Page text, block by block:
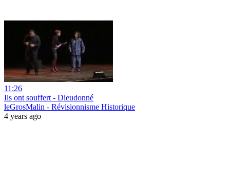
11:26
Ils ont souffert - Dieudonné
leGrosMalin - Révisionnisme Historique
4 years ago